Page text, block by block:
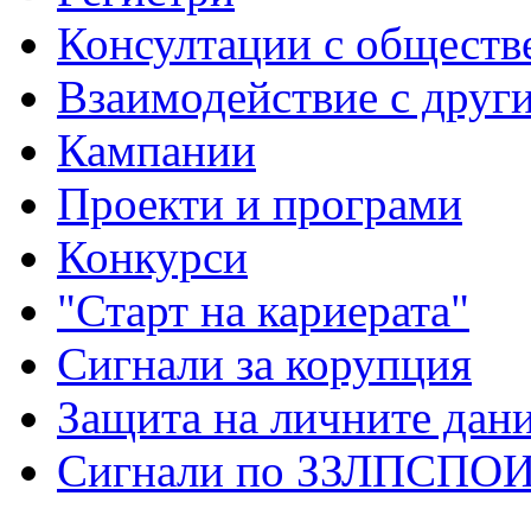
Консултации с
Взаимодействие с
Кампании
Проекти и програми
Конкурси
"Старт на кариерата"
Сигнали за корупция
Защита на личните
Сигнали по